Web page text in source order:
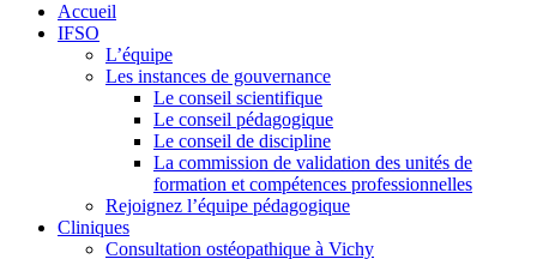
Accueil
IFSO
L’équipe
Les instances de gouvernance
Le conseil scientifique
Le conseil pédagogique
Le conseil de discipline
La commission de validation des unités de
formation et compétences professionnelles
Rejoignez l’équipe pédagogique
Cliniques
Consultation ostéopathique à Vichy